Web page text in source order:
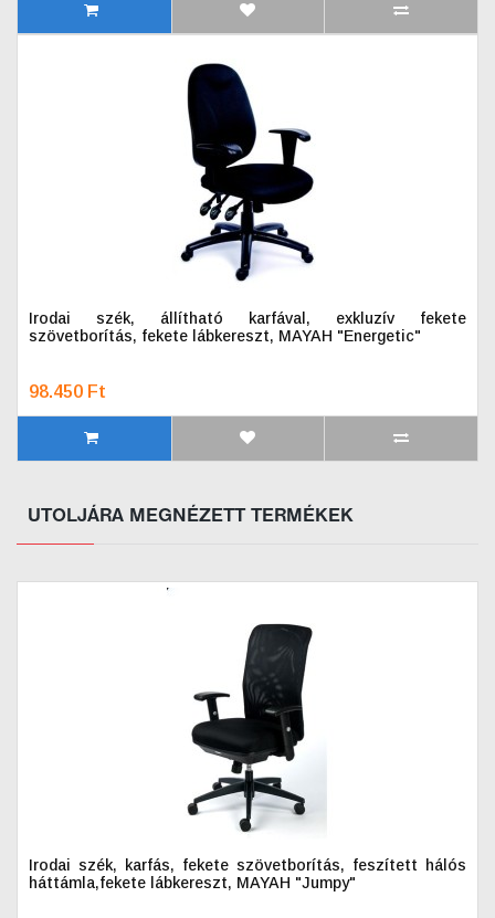
Irodai szék, állítható karfával, exkluzív fekete
szövetborítás, fekete lábkereszt, MAYAH "Energetic"
98.450 Ft
UTOLJÁRA MEGNÉZETT TERMÉKEK
Irodai szék, karfás, fekete szövetborítás, feszített hálós
háttámla,fekete lábkereszt, MAYAH "Jumpy"